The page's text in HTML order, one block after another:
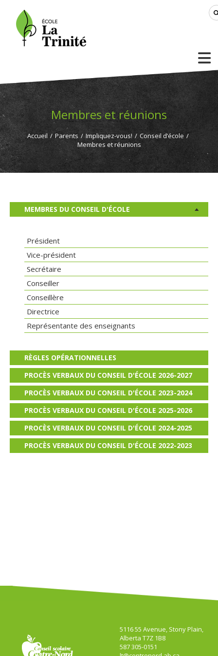
Membres et réunions
Accueil / Parents / Impliquez-vous! / Conseil d’école /
Membres et réunions
MEMBRES DU CONSEIL D'ÉCOLE
Président
Vice-président
Secrétaire
Conseiller
Conseillère
Directrice
Représentante des enseignants
RÈGLES OPÉRATIONNELLES
PROCÈS VERBAUX DU CONSEIL D'ÉCOLE 2026-2027
PROCÈS VERBAUX DU CONSEIL D'ÉCOLE 2023-2024
PROCÈS VERBAUX DU CONSEIL D'ÉCOLE 2025-2026
PROCÈS VERBAUX DU CONSEIL D'ÉCOLE 2024-2025
PROCÈS VERBAUX DU CONSEIL D'ÉCOLE 2022-2023
5116 55 Avenue, Stony Plain,
Alberta T7Z 1B8
587 305-0151